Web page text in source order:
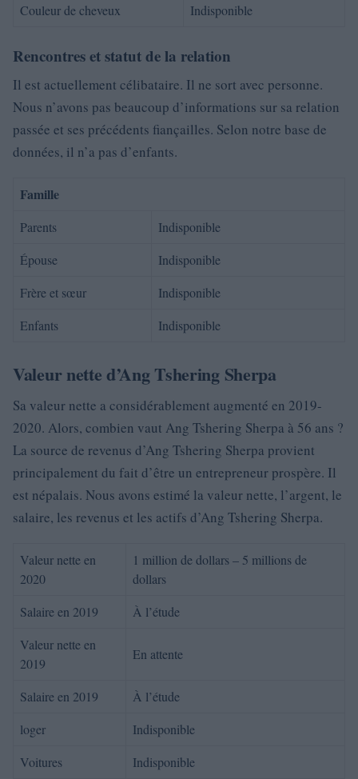
Couleur de cheveux Indisponible
Rencontres et statut de la relation
Il est actuellement célibataire. Il ne sort avec personne.
Nous n’avons pas beaucoup d’informations sur sa relation
passée et ses précédents fiançailles. Selon notre base de
données, il n’a pas d’enfants.
Famille
Parents
Indisponible
Épouse
Indisponible
Frère et sœur
Indisponible
Enfants
Indisponible
Valeur nette d’Ang Tshering Sherpa
Sa valeur nette a considérablement augmenté en 2019-
2020. Alors, combien vaut Ang Tshering Sherpa à 56 ans ?
La source de revenus d’Ang Tshering Sherpa provient
principalement du fait d’être un entrepreneur prospère. Il
est népalais. Nous avons estimé la valeur nette, l’argent, le
salaire, les revenus et les actifs d’Ang Tshering Sherpa.
Valeur nette en
2020
1 million de dollars – 5 millions de
dollars
Salaire en 2019
À l’étude
Valeur nette en
2019
En attente
Salaire en 2019
À l’étude
loger
Indisponible
Voitures
Indisponible